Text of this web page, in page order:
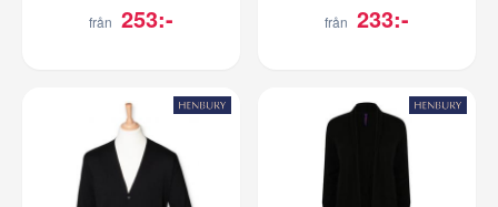
från 253:- från 233:-